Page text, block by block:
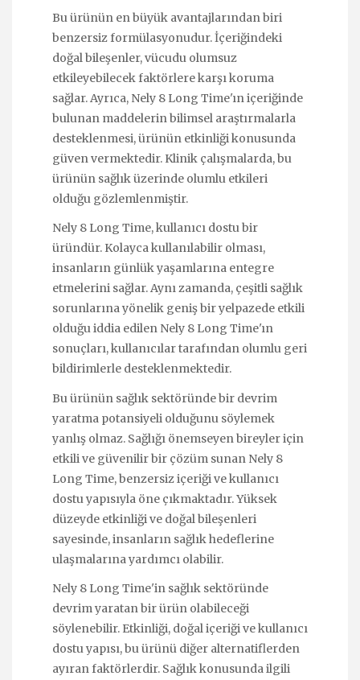
Bu ürünün en büyük avantajlarından biri
benzersiz formülasyonudur. İçeriğindeki
doğal bileşenler, vücudu olumsuz
etkileyebilecek faktörlere karşı koruma
sağlar. Ayrıca, Nely 8 Long Time'ın içeriğinde
bulunan maddelerin bilimsel araştırmalarla
desteklenmesi, ürünün etkinliği konusunda
güven vermektedir. Klinik çalışmalarda, bu
ürünün sağlık üzerinde olumlu etkileri
olduğu gözlemlenmiştir.
Nely 8 Long Time, kullanıcı dostu bir
üründür. Kolayca kullanılabilir olması,
insanların günlük yaşamlarına entegre
etmelerini sağlar. Aynı zamanda, çeşitli sağlık
sorunlarına yönelik geniş bir yelpazede etkili
olduğu iddia edilen Nely 8 Long Time'ın
sonuçları, kullanıcılar tarafından olumlu geri
bildirimlerle desteklenmektedir.
Bu ürünün sağlık sektöründe bir devrim
yaratma potansiyeli olduğunu söylemek
yanlış olmaz. Sağlığı önemseyen bireyler için
etkili ve güvenilir bir çözüm sunan Nely 8
Long Time, benzersiz içeriği ve kullanıcı
dostu yapısıyla öne çıkmaktadır. Yüksek
düzeyde etkinliği ve doğal bileşenleri
sayesinde, insanların sağlık hedeflerine
ulaşmalarına yardımcı olabilir.
Nely 8 Long Time'in sağlık sektöründe
devrim yaratan bir ürün olabileceği
söylenebilir. Etkinliği, doğal içeriği ve kullanıcı
dostu yapısı, bu ürünü diğer alternatiflerden
ayıran faktörlerdir. Sağlık konusunda ilgili